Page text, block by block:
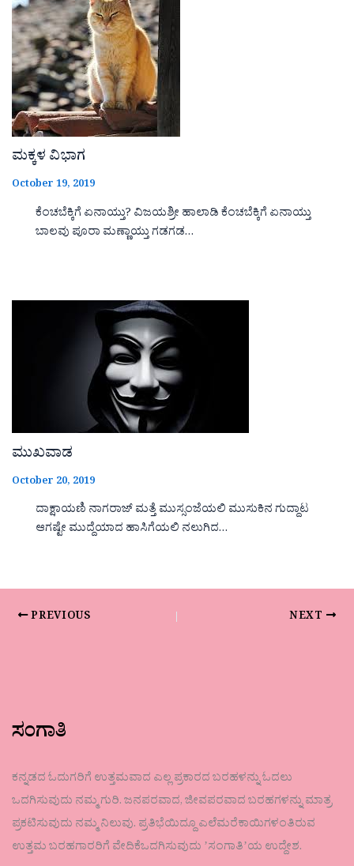
ಮಕ್ಕಳ ವಿಭಾಗ
October 19, 2019
ಕೆಂಚಬೆಕ್ಕಿಗೆ ಏನಾಯ್ತು? ವಿಜಯಶ್ರೀ ಹಾಲಾಡಿ ಕೆಂಚಬೆಕ್ಕಿಗೆ ಏನಾಯ್ತು
ಬಾಲವು ಪೂರಾ ಮಣ್ಣಾಯ್ತು ಗಡಗಡ…
ಮುಖವಾಡ
October 20, 2019
ದಾಕ್ಷಾಯಣಿ ನಾಗರಾಜ್ ಮತ್ತೆ ಮುಸ್ಸಂಜೆಯಲಿ ಮುಸುಕಿನ ಗುದ್ದಾಟ
ಆಗಷ್ಟೇ ಮುದ್ದೆಯಾದ ಹಾಸಿಗೆಯಲಿ ನಲುಗಿದ…
PREVIOUS NEXT
ಸಂಗಾತಿ
ಕನ್ನಡದ ಓದುಗರಿಗೆ ಉತ್ತಮವಾದ ಎಲ್ಲ ಪ್ರಕಾರದ ಬರಹಳನ್ನು ಓದಲು
ಒದಗಿಸುವುದು ನಮ್ಮ ಗುರಿ. ಜನಪರವಾದ, ಜೀವಪರವಾದ ಬರಹಗಳನ್ನು ಮಾತ್ರ
ಪ್ರಕಟಿಸುವುದು ನಮ್ಮ ನಿಲುವು. ಪ್ರತಿಭೆಯಿದ್ದೂ ಎಲೆಮರೆಕಾಯಿಗಳಂತಿರುವ
ಉತ್ತಮ ಬರಹಗಾರರಿಗೆ ವೇದಿಕೆಒದಗಿಸುವುದು ʼಸಂಗಾತಿʼಯ ಉದ್ದೇಶ.